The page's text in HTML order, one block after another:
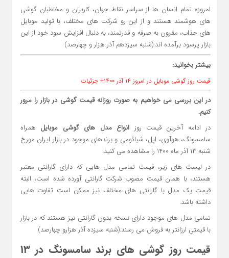
امروزه تمام انسان ها از سراسر نقاط جهان، کاربران و مخاطبان گوشی
های هوشمند هستند و از این رو شرکت های مختلف، با تولید موبایل
های جذاب، مقرون به صرفه و قدرتمند، به دنبال افزایش سود خود از این
بازار پرسود برآمده اند.(شنبه سیزدهم آذر هزار و چهارصد)
بیشتر بخوانید:
قیمت روز گوشی موبایل در امروز ۱۴ آذر ۱۴۰۰+ جزئیات
در این بررسی می خواهیم به صورت روزانه قیمت گوشی در بازار را مرور
کنیم.
در ادامه آخرین قیمت روز انواع مدل های گوشی موبایل همراه
سامسونگ، هوآوی، اپل، شیائومی و برندهای موجود در بازار ایران مورخ
شنبه ۱۳ آذر ماه ۱۴۰۰ را مشاهده می کنید.
در لیست های زیر، قیمت تمامی مدل هایی که دارای گارانتی معتبر
هستند، با همان قیمت مصوب شرکت گارانتی آورده شده است، البته
قیمت یک مدل با گارانتی های مختلف نیز ممکن است تفاوت هایی
داشته باشد.
تمامی مدل های موجود دارای نسخه بدون گارانتی نیز هستند که در بازار
با قیمتی ارزانتر به فروش می رسند.(شنبه سیزده آذر هزارو چهارصد)
قیمت روز گوشی های برند سامسونگ در 13